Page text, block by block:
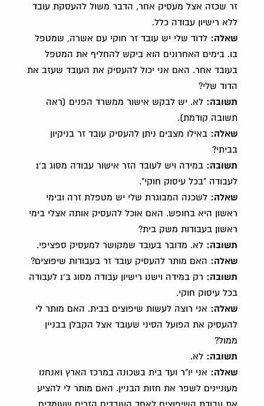
זר שכזה אצל מעסיק אחר, הדבר משול להעסקת עובד
ללא רישיון עבודה כלל.
שאלה: לדוד שלי יש עובד זר חוקי עם אשרה, שמטפל
בו. בימים האחרונים הוא ביקש להחליף את המטפל
בעובד אחר. האם אני יכול להעסיק את העובד שעזב את
הדוד שלי?
תשובה: לא. יש לבקש אישור ממשרד הפנים (ראה
תשובה קודמת).
שאלה: באילו מצבים ניתן להעסיק עובד זר בניקיון
בביתי?
תשובה:
במידה ויש לעובד הזר אישור עבודה מסוג ב'1
לעבודה "בכל עיסוק חוקי".
שאלה: לשכנה המבוגרת שלי יש מטפלת זרה ובימי
ראשון היא בחופש. האם אוכל להעסיק אותה אצלי בימי
ראשון בעבודות משק בית?
תשובה: לא. מדובר בעובד שמקושר למעסיק ספציפי.
שאלה: האם מותר להעסיק עובד זר בעבודות שיפוצים?
תשובה:
רק במידה וישנו רישיון עבודה מסוג ב'1 לעבודה
בכל עיסוק חוקי.
שאלה: אני רוצה לעשות שיפוצים בבית. האם מותר לי
להעסיק את הפועל הסיני שעובד אצל הקבלן בבניין
ממול?
תשובה: לא.
שאלה: אני יו"ר ועד בית בשכונה במרכז הארץ ואנחנו
מעוניינים לשפר את חזות הבניין. האם מותר לי להציע